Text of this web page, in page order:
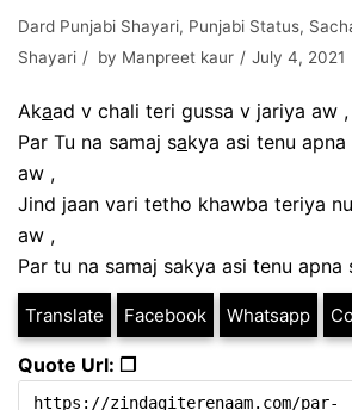
Dard Punjabi Shayari, Punjabi Status,
Shayari
by Manpreet kaur July 4, 2021
Akaad v chali teri gussa v jariya aw ,
Par Tu na samaj sakya asi tenu
aw ,
Jind jaan vari tetho khawba teriya
aw ,
Par tu na samaj sakya asi tenu apna
Translate Facebook Whatsapp
Quote Url: ❐